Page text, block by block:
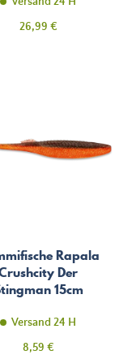
Preis
26,99 €
Rapala
Der
15cm
Versand 24 H
Preis
8,59 €